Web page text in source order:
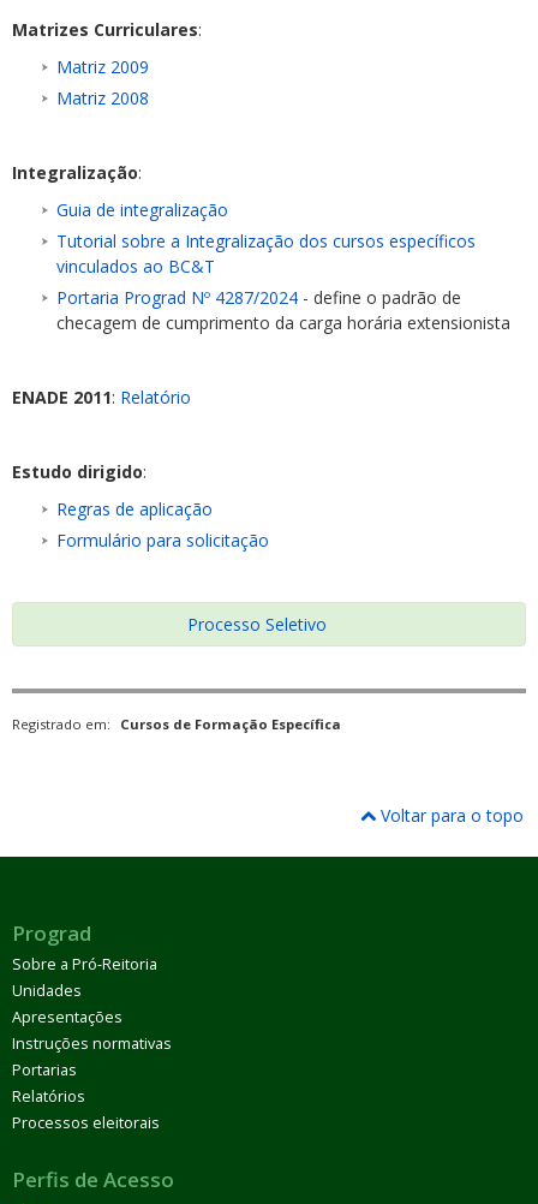
Matrizes Curriculares:
Matriz 2009
Matriz 2008
Integralização:
Guia de integralização
Tutorial sobre a Integralização dos cursos específicos
vinculados ao BC&T
Portaria Prograd Nº 4287/2024 - define o padrão de
checagem de cumprimento da carga horária extensionista
ENADE 2011: Relatório
Estudo dirigido:
Regras de aplicação
Formulário para solicitação
Processo Seletivo
Registrado em: Cursos de Formação Específica
Voltar para o topo
Prograd
Sobre a Pró-Reitoria
Unidades
Apresentações
Instruções normativas
Portarias
Relatórios
Processos eleitorais
Perfis de Acesso